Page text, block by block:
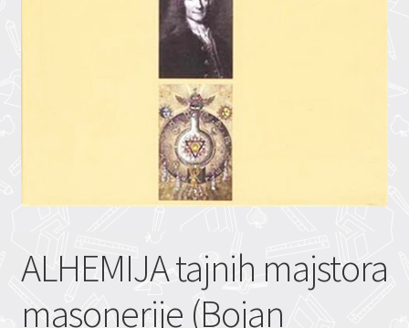
ALHEMIJA tajnih majstora
masonerije (Bojan